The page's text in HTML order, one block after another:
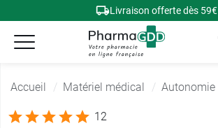
Livraison offerte dès 59€
Accueil Matériel médical Autonomie
12